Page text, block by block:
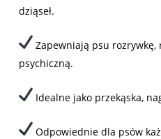
dziąseł.
Zapewniają psu rozrywkę,
psychiczną.
Idealne jako przekąska,
Odpowiednie dla psów